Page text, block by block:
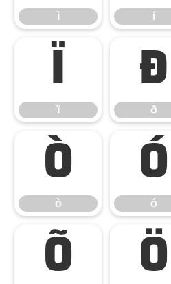
ì í
ï
ï
ð
ð
ò
ò
ó
ó
õ ö